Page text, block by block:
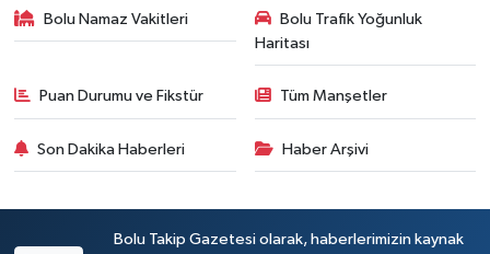
Bolu Namaz Vakitleri
Bolu Trafik Yoğunluk
Haritası
Puan Durumu ve Fikstür Tüm Manşetler
Son Dakika Haberleri Haber Arşivi
Bolu Takip Gazetesi olarak, haberlerimizin kaynak